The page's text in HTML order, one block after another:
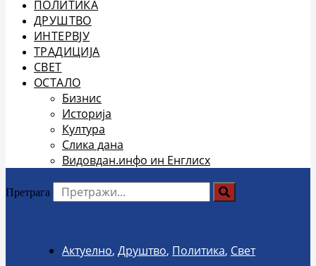
ПОЛИТИКА
ДРУШТВО
ИНТЕРВЈУ
ТРАДИЦИЈА
СВЕТ
ОСТАЛО
Бизнис
Историја
Култура
Слика дана
Видовдан.инфо ин Енглисх
Претрага
Актуелно, Друштво, Политика, Свет